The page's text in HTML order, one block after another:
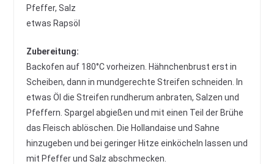
Pfeffer, Salz
etwas Rapsöl
Zubereitung:
Backofen auf 180°C vorheizen. Hähnchenbrust erst in
Scheiben, dann in mundgerechte Streifen schneiden. In
etwas Öl die Streifen rundherum anbraten, Salzen und
Pfeffern. Spargel abgießen und mit einen Teil der Brühe
das Fleisch ablöschen. Die Hollandaise und Sahne
hinzugeben und bei geringer Hitze einköcheln lassen und
mit Pfeffer und Salz abschmecken.